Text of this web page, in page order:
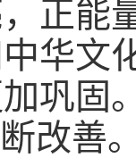
正能
华文
巩固
改善